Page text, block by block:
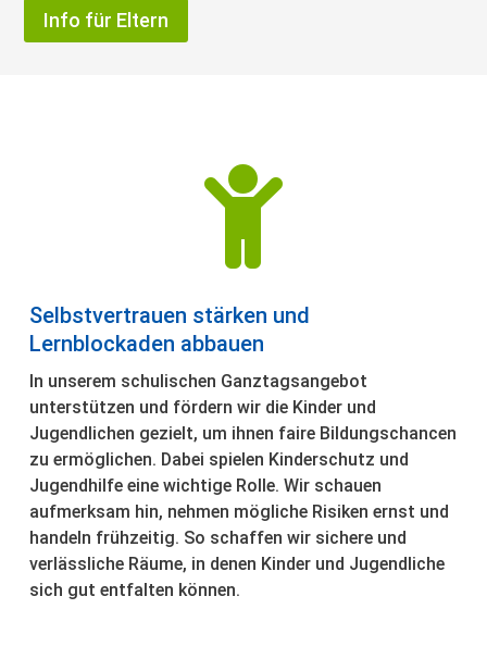
Info für Eltern

Selbstvertrauen stärken und
Lernblockaden abbauen
In unserem schulischen Ganztagsangebot
unterstützen und fördern wir die Kinder und
Jugendlichen gezielt, um ihnen faire Bildungschancen
zu ermöglichen. Dabei spielen Kinderschutz und
Jugendhilfe eine wichtige Rolle. Wir schauen
aufmerksam hin, nehmen mögliche Risiken ernst und
handeln frühzeitig. So schaffen wir sichere und
verlässliche Räume, in denen Kinder und Jugendliche
sich gut entfalten können.